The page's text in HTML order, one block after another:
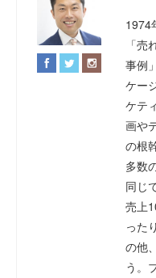
1974
「
事例
ケー
ケテ
画や
の根
多数
同じ
売上
った
の他
う。